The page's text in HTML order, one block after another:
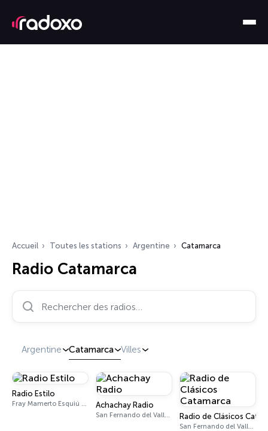
Accueil Toutes les stations Argentine Catamarca
Radio Catamarca
Rechercher des radios…
Argentine Catamarca Villes
Radio Estilo
Fray Mamerto Esquiú 89.9 FM Achachay Radio
San Fernando del Valle de Catamarca Radio de Clásicos
San Fernando del Valle de Catamarca 93.5 FM